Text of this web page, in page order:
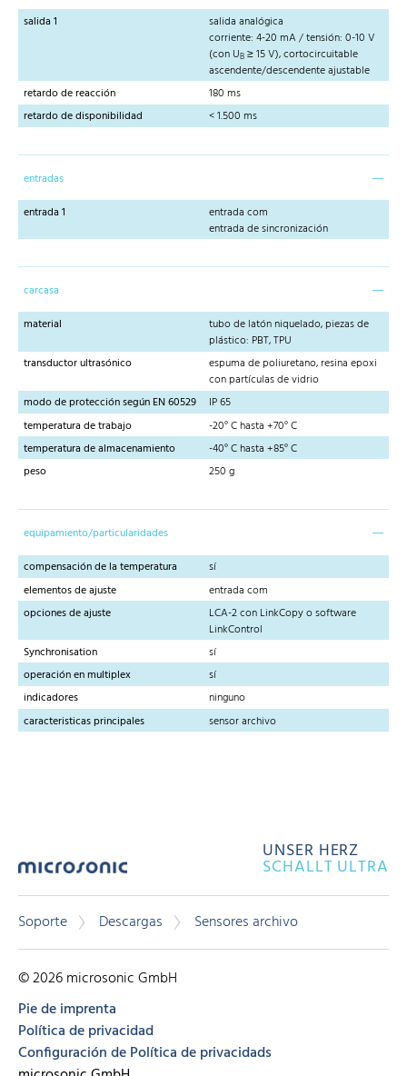
salida 1
salida analógica
corriente: 4-20 mA / tensión: 0-10 V
(con UB ≥ 15 V), cortocircuitable
ascendente/descendente ajustable
retardo de reacción
180 ms
retardo de disponibilidad
< 1.500 ms
entradas
entrada 1
entrada com
entrada de sincronización
carcasa
material
tubo de latón niquelado, piezas de
plástico: PBT, TPU
transductor ultrasónico
espuma de poliuretano, resina epoxi
con partículas de vidrio
modo de protección según EN 60529
IP 65
temperatura de trabajo
-20° C hasta +70° C
temperatura de almacenamiento
-40° C hasta +85° C
peso
250 g
equipamiento/particularidades
compensación de la temperatura
sí
elementos de ajuste
entrada com
opciones de ajuste
LCA-2 con LinkCopy o software
LinkControl
Synchronisation
sí
operación en multiplex
sí
indicadores
ninguno
caracteristicas principales
sensor archivo
UNSER HERZ
SCHALLT ULTRA
Soporte Descargas Sensores archivo
© 2026 microsonic GmbH
Pie de imprenta
Política de privacidad
Configuración de Política de privacidads